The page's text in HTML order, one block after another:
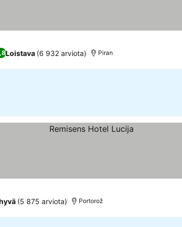
Loistava (6 932 arviota) Piran
(5 875 arviota) Portorož